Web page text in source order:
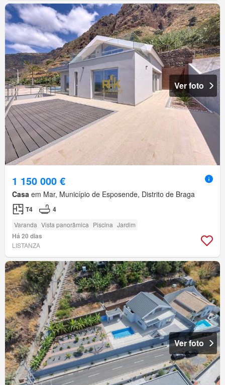
Ver foto
1 150 000 €
Casa em Mar, Município de Esposende, Distrito de Braga
T4 4
Varanda Vista panorâmica Piscina Jardim
Há 20 dias
LISTANZA
Ver foto